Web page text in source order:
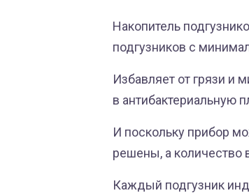
Накопитель
подгузников с
Избавляет от грязи и
в антибактериальную
И поскольку прибор
решены, а количество
Каждый подгузник